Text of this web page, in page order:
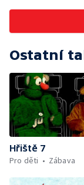
Ostatní
Hřiště 7
Pro děti
Zábava